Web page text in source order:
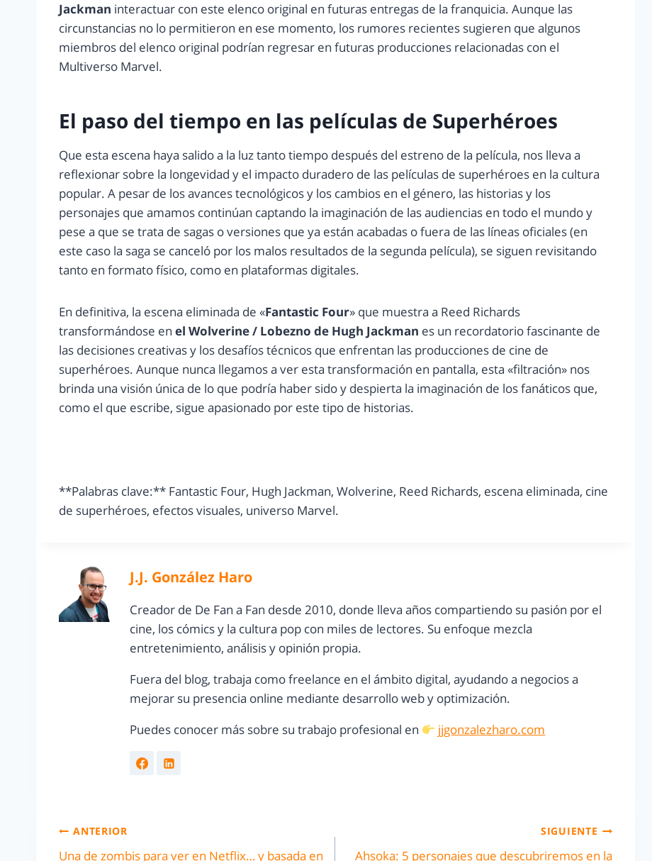
Jackman interactuar con este elenco original en futuras entregas de la franquicia. Aunque las
circunstancias no lo permitieron en ese momento, los rumores recientes sugieren que algunos
miembros del elenco original podrían regresar en futuras producciones relacionadas con el
Multiverso Marvel.
El paso del tiempo en las películas de Superhéroes
Que esta escena haya salido a la luz tanto tiempo después del estreno de la película, nos lleva a
reflexionar sobre la longevidad y el impacto duradero de las películas de superhéroes en la cultura
popular. A pesar de los avances tecnológicos y los cambios en el género, las historias y los
personajes que amamos continúan captando la imaginación de las audiencias en todo el mundo y
pese a que se trata de sagas o versiones que ya están acabadas o fuera de las líneas oficiales (en
este caso la saga se canceló por los malos resultados de la segunda película), se siguen revisitando
tanto en formato físico, como en plataformas digitales.
En definitiva, la escena eliminada de «Fantastic Four» que muestra a Reed Richards
transformándose en el Wolverine / Lobezno de Hugh Jackman es un recordatorio fascinante de
las decisiones creativas y los desafíos técnicos que enfrentan las producciones de cine de
superhéroes. Aunque nunca llegamos a ver esta transformación en pantalla, esta «filtración» nos
brinda una visión única de lo que podría haber sido y despierta la imaginación de los fanáticos que,
como el que escribe, sigue apasionado por este tipo de historias.
**Palabras clave:** Fantastic Four, Hugh Jackman, Wolverine, Reed Richards, escena eliminada, cine
de superhéroes, efectos visuales, universo Marvel.
J.J. González Haro
Creador de De Fan a Fan desde 2010, donde lleva años compartiendo su pasión por el
cine, los cómics y la cultura pop con miles de lectores. Su enfoque mezcla
entretenimiento, análisis y opinión propia.
Fuera del blog, trabaja como freelance en el ámbito digital, ayudando a negocios a
mejorar su presencia online mediante desarrollo web y optimización.
Puedes conocer más sobre su trabajo profesional en
jjgonzalezharo.com
ANTERIOR
Una de zombis para ver en Netflix… y basada en
SIGUIENTE
Ahsoka: 5 personajes que descubriremos en la